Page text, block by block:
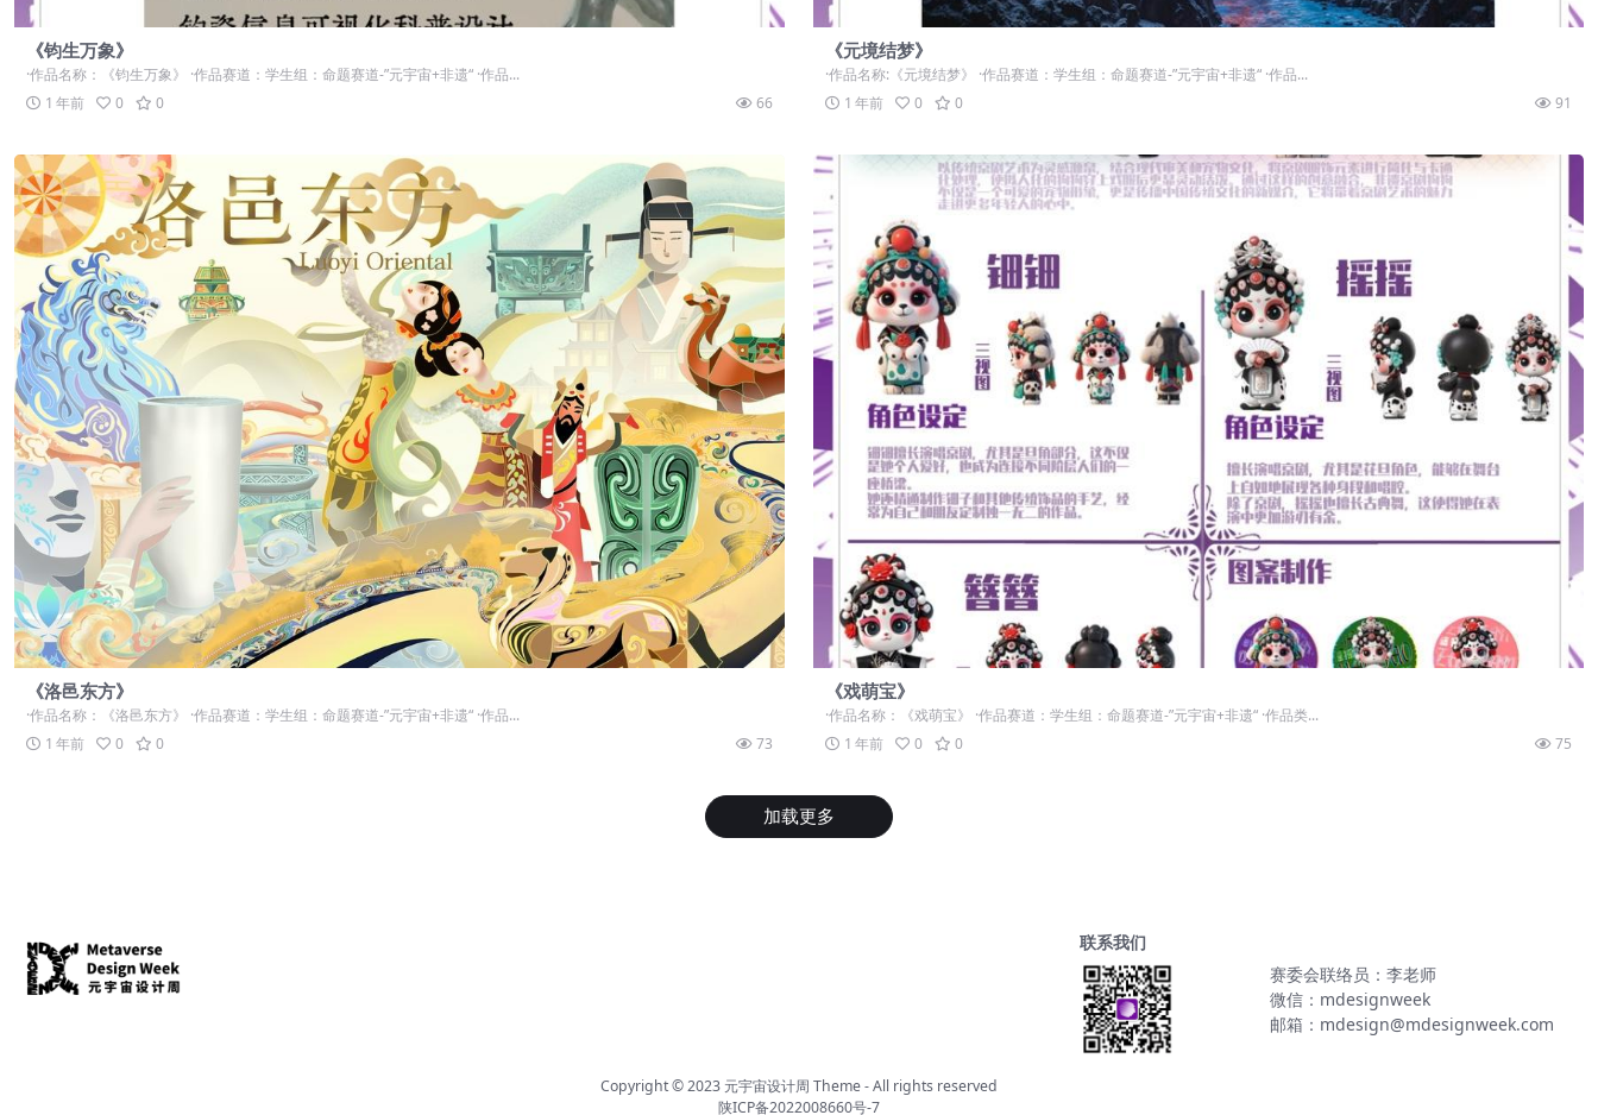
《钧生万象》
·作品名称：《钧生万象》 ·作品赛道：学生组：命题赛道-”元宇宙+非遗“ ·作品...
1 年前
0 0 66
《元境结梦》
·作品名称:《元境结梦》 ·作品赛道：学生组：命题赛道-”元宇宙+非遗“ ·作品...
1 年前
0 0 91
《洛邑东方》
·作品名称：《洛邑东方》 ·作品赛道：学生组：命题赛道-”元宇宙+非遗“ ·作品...
1 年前
0 0 73
《戏萌宝》
·作品名称：《戏萌宝》 ·作品赛道：学生组：命题赛道-”元宇宙+非遗“ ·作品类...
1 年前
0 0 75
加载更多
联系我们
赛委会联络员：李老师
微信：mdesignweek
邮箱：mdesign@mdesignweek.com
Copyright © 2023 元宇宙设计周 Theme- All rights reserved
陕ICP备2022008660号-7